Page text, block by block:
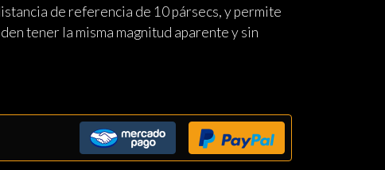
de referencia de 10 pársecs, y permite
tener la misma magnitud aparente y sin